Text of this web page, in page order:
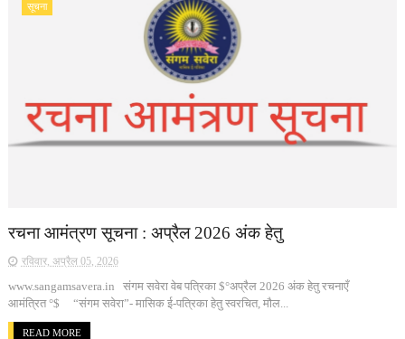
सूचना
रचना आमंत्रण सूचना : अप्रैल 2026 अंक हेतु
रविवार, अप्रैल 05, 2026
www.sangamsavera.in संगम सवेरा वेब पत्रिका $°अप्रैल 2026 अंक हेतु रचनाएँ
आमंत्रित °$ “संगम सवेरा”- मासिक ई-पत्रिका हेतु स्वरचित, मौल...
READ MORE